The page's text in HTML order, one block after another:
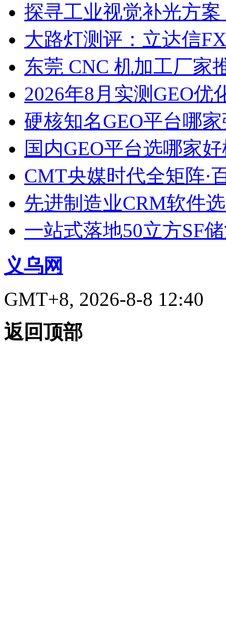
探寻工业视觉补光方
大路灯测评：立达信
东莞 CNC 机加工厂家
2026年8月实测GEO优
硬核知名GEO平台哪
国内GEO平台选哪家
CMT央媒时代全矩阵·
先进制造业CRM软件
一站式落地50立方SF
义乌网
GMT+8, 2026-8-8 12:40
返回顶部